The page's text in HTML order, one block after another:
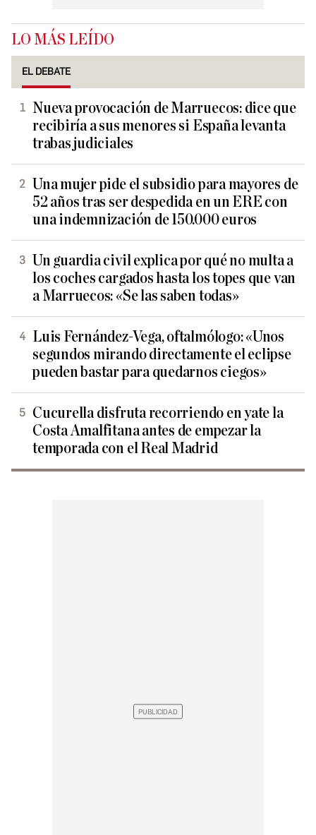
LO MÁS LEÍDO
EL DEBATE
Nueva provocación de Marruecos: dice que
recibiría a sus menores si España levanta
trabas judiciales
Una mujer pide el subsidio para mayores de
52 años tras ser despedida en un ERE con
una indemnización de 150.000 euros
Un guardia civil explica por qué no multa a
los coches cargados hasta los topes que van
a Marruecos: «Se las saben todas»
Luis Fernández-Vega, oftalmólogo: «Unos
segundos mirando directamente el eclipse
pueden bastar para quedarnos ciegos»
Cucurella disfruta recorriendo en yate la
Costa Amalfitana antes de empezar la
temporada con el Real Madrid